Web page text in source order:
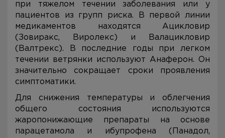
при тяжелом течении заболевания или у
пациентов из групп риска. В первой линии
медикаментов находятся Ацикловир
(Зовиракс, Виролекс) и Валацикловир
(Валтрекс). В последние годы при легком
течении ветрянки используют Анаферон. Он
значительно сокращает сроки проявления
симптоматики.
Для снижения температуры и облегчения
общего состояния используются
жаропонижающие препараты на основе
парацетамола и ибупрофена (Панадол,